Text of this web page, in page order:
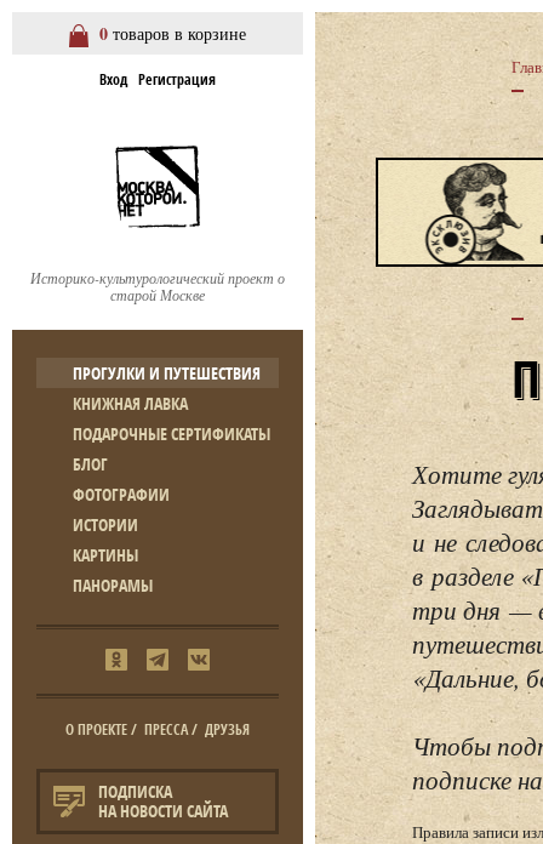
0 товаров в корзине
Вход Регистрация
Историко-культурологический проект о
старой Москве
ПРОГУЛКИ И ПУТЕШЕСТВИЯ
КНИЖНАЯ ЛАВКА
ПОДАРОЧНЫЕ СЕРТИФИКАТЫ
БЛОГ
ФОТОГРАФИИ
ИСТОРИИ
КАРТИНЫ
ПАНОРАМЫ
О ПРОЕКТЕ/ ПРЕССА/ ДРУЗЬЯ
ПОДПИСКА
НА НОВОСТИ САЙТА
Хотите
и не
в разделе
три дня —
«Дальние,
Чтобы
подписке
Правила записи